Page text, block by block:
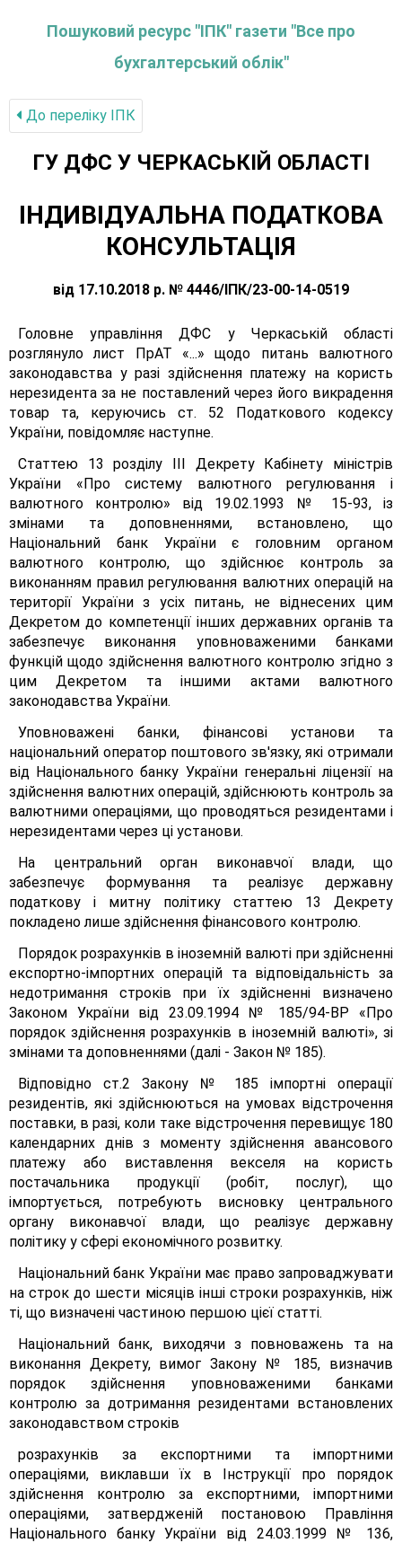
Пошуковий ресурс "ІПК" газети "Все про
бухгалтерський облік"
До переліку IПК
ГУ ДФС У ЧЕРКАСЬКIЙ ОБЛАСТI
ІНДИВІДУАЛЬНА ПОДАТКОВА
КОНСУЛЬТАЦІЯ
від 17.10.2018 р. № 4446/ІПК/23-00-14-0519
Головне управління ДФС у Черкаській області
розглянуло лист ПрАТ «...» щодо питань валютного
законодавства у разі здійснення платежу на користь
нерезидента за не поставлений через його викрадення
товар та, керуючись ст. 52 Податкового кодексу
України, повідомляє наступне.
Статтею 13 розділу III Декрету Кабінету міністрів
України «Про систему валютного регулювання і
валютного контролю» від 19.02.1993 № 15-93, із
змінами та доповненнями, встановлено, що
Національний банк України є головним органом
валютного контролю, що здійснює контроль за
виконанням правил регулювання валютних операцій на
території України з усіх питань, не віднесених цим
Декретом до компетенції інших державних органів та
забезпечує виконання уповноваженими банками
функцій щодо здійснення валютного контролю згідно з
цим Декретом та іншими актами валютного
законодавства України.
Уповноважені банки, фінансові установи та
національний оператор поштового зв'язку, які отримали
від Національного банку України генеральні ліцензії на
здійснення валютних операцій, здійснюють контроль за
валютними операціями, що проводяться резидентами і
нерезидентами через ці установи.
На центральний орган виконавчої влади, що
забезпечує формування та реалізує державну
податкову і митну політику статтею 13 Декрету
покладено лише здійснення фінансового контролю.
Порядок розрахунків в іноземній валюті при здійсненні
експортно-імпортних операцій та відповідальність за
недотримання строків при їх здійсненні визначено
Законом України від 23.09.1994 № 185/94-ВР «Про
порядок здійснення розрахунків в іноземній валюті», зі
змінами та доповненнями (далі - Закон № 185).
Відповідно ст.2 Закону № 185 імпортні операції
резидентів, які здійснюються на умовах відстрочення
поставки, в разі, коли таке відстрочення перевищує 180
календарних днів з моменту здійснення авансового
платежу або виставлення векселя на користь
постачальника продукції (робіт, послуг), що
імпортується, потребують висновку центрального
органу виконавчої влади, що реалізує державну
політику у сфері економічного розвитку.
Національний банк України має право запроваджувати
на строк до шести місяців інші строки розрахунків, ніж
ті, що визначені частиною першою цієї статті.
Національний банк, виходячи з повноважень та на
виконання Декрету, вимог Закону № 185, визначив
порядок здійснення уповноваженими банками
контролю за дотримання резидентами встановлених
законодавством строків
розрахунків за експортними та імпортними
операціями, виклавши їх в Інструкції про порядок
здійснення контролю за експортними, імпортними
операціями, затвердженій постановою Правління
Національного банку України від 24.03.1999 № 136,